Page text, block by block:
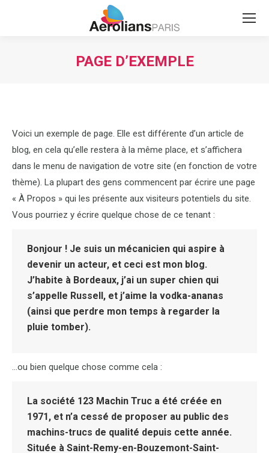
PAGE D’EXEMPLE
Voici un exemple de page. Elle est différente d’un article de
blog, en cela qu’elle restera à la même place, et s’affichera
dans le menu de navigation de votre site (en fonction de votre
thème). La plupart des gens commencent par écrire une page
« À Propos » qui les présente aux visiteurs potentiels du site.
Vous pourriez y écrire quelque chose de ce tenant :
Bonjour ! Je suis un mécanicien qui aspire à
devenir un acteur, et ceci est mon blog.
J’habite à Bordeaux, j’ai un super chien qui
s’appelle Russell, et j’aime la vodka-ananas
(ainsi que perdre mon temps à regarder la
pluie tomber).
…ou bien quelque chose comme cela :
La société 123 Machin Truc a été créée en
1971, et n’a cessé de proposer au public des
machins-trucs de qualité depuis cette année.
Située à Saint-Remy-en-Bouzemont-Saint-